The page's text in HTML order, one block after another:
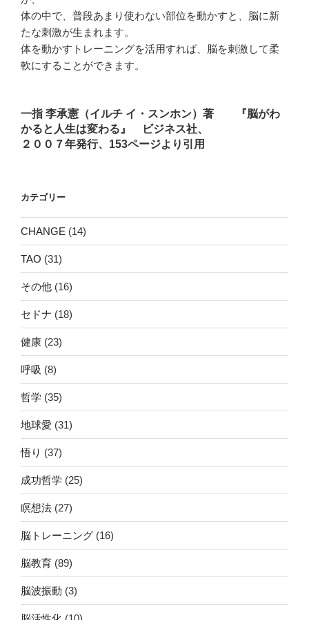
体の中で、普段あまり使わない部位を動かすと、脳に新
たな刺激が生まれます。
体を動かすトレーニングを活用すれば、脳を刺激して柔
軟にすることができます。
一指 李承憲（イルチ イ・スンホン）著 『脳がわ
かると人生は変わる』 ビジネス社、
２００７年発行、153ページより引用
カテゴリー
CHANGE (14)
TAO (31)
その他 (16)
セドナ (18)
健康 (23)
呼吸 (8)
哲学 (35)
地球愛 (31)
悟り (37)
成功哲学 (25)
瞑想法 (27)
脳トレーニング (16)
脳教育 (89)
脳波振動 (3)